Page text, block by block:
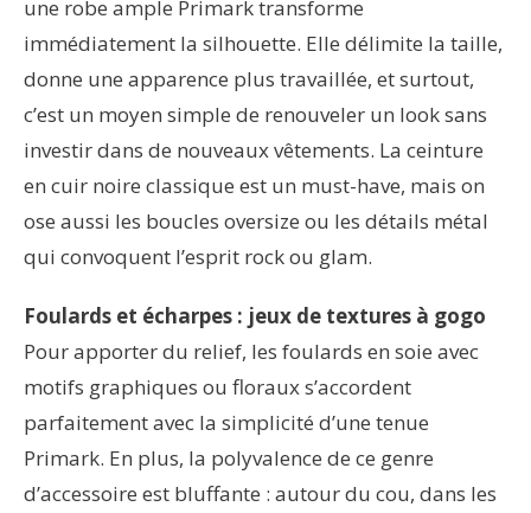
une robe ample Primark transforme
immédiatement la silhouette. Elle délimite la taille,
donne une apparence plus travaillée, et surtout,
c’est un moyen simple de renouveler un look sans
investir dans de nouveaux vêtements. La ceinture
en cuir noire classique est un must-have, mais on
ose aussi les boucles oversize ou les détails métal
qui convoquent l’esprit rock ou glam.
Foulards et écharpes : jeux de textures à gogo
Pour apporter du relief, les foulards en soie avec
motifs graphiques ou floraux s’accordent
parfaitement avec la simplicité d’une tenue
Primark. En plus, la polyvalence de ce genre
d’accessoire est bluffante : autour du cou, dans les